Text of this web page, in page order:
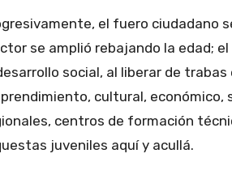
el fuero ciudadano
se amplió rebajando la edad;
social, al liberar de
cultural, económico,
centros de formación
juveniles aquí y acullá.